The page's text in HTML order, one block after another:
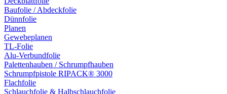
Baufolie / Abdeckfolie
Dünnfolie
Planen
Gewebeplanen
TL-Folie
Alu-Verbundfolie
Palettenhauben / Schrumpfhauben
Schrumpfpistole RIPACK® 3000
Flachfolie
Schlauchfolie & Halbschlauchfolie